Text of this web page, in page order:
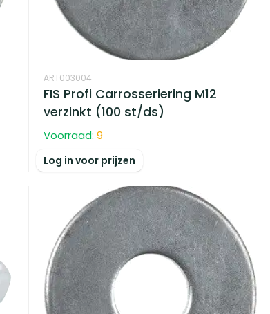
ART003004
FIS Profi Carrosseriering M12
verzinkt (100 st/ds)
Voorraad: 9
Log in voor prijzen